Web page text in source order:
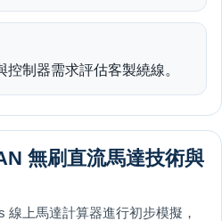
制器需求評估客製繞線。
無刷直流馬達技術與
線上馬達計算器進行初步模擬，